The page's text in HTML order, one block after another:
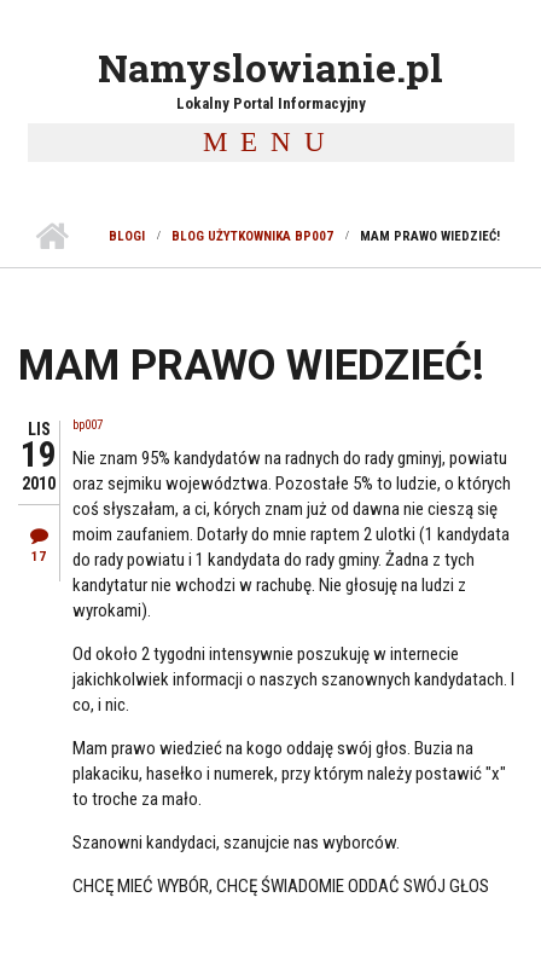
Namyslowianie.pl
Lokalny Portal Informacyjny
MENU
BLOGI BLOG UŻYTKOWNIKA BP007 MAM PRAWO WIEDZIEĆ!
MAM PRAWO WIEDZIEĆ!
LIS
19
2010
17
bp007
Nie znam 95% kandydatów na radnych do rady gminyj, powiatu
oraz sejmiku województwa. Pozostałe 5% to ludzie, o których
coś słyszałam, a ci, kórych znam już od dawna nie cieszą się
moim zaufaniem. Dotarły do mnie raptem 2 ulotki (1 kandydata
do rady powiatu i 1 kandydata do rady gminy. Żadna z tych
kandytatur nie wchodzi w rachubę. Nie głosuję na ludzi z
wyrokami).
Od około 2 tygodni intensywnie poszukuję w internecie
jakichkolwiek informacji o naszych szanownych kandydatach. I
co, i nic.
Mam prawo wiedzieć na kogo oddaję swój głos. Buzia na
plakaciku, hasełko i numerek, przy którym należy postawić "x"
to troche za mało.
Szanowni kandydaci, szanujcie nas wyborców.
CHCĘ MIEĆ WYBÓR, CHCĘ ŚWIADOMIE ODDAĆ SWÓJ GŁOS